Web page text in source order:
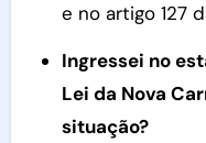
e no artigo 127
Ingressei no
Lei da Nova
situação?